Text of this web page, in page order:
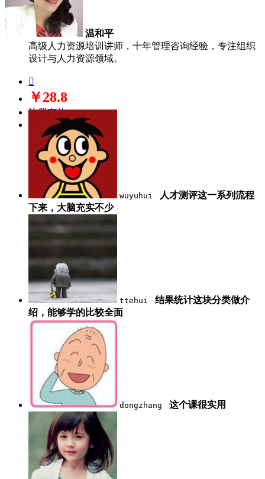
温和平
高级人力资源培训讲师，十年管理咨询经验，专注组织
设计与人力资源领域。

￥28.8
注册有礼
立即购买
wuyuhui
人才测评这一系列流程
下来，大脑充实不少
ttehui
结果统计这块分类做介
绍，能够学的比较全面
dongzhang 这个课很实用